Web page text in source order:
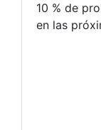
10 % de
en las